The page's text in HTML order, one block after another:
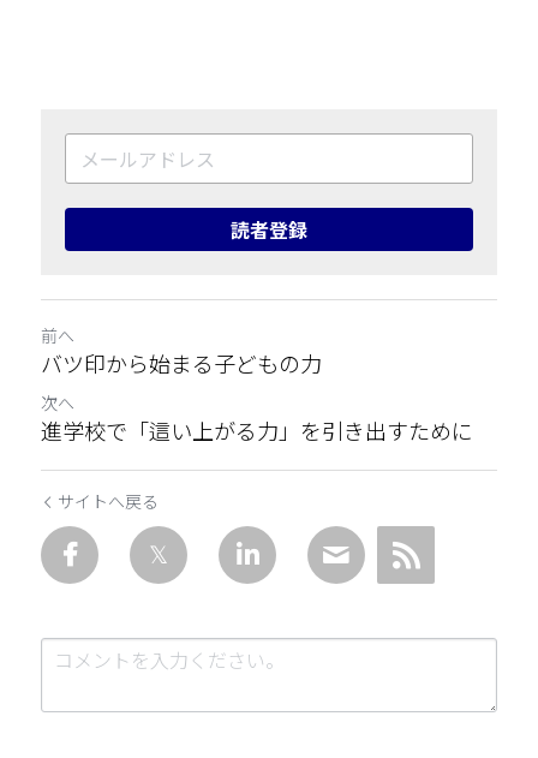
読者登録
前へ
バツ印から始まる子どもの力
次へ
進学校で「這い上がる力」を引き出すために
サイトへ戻る